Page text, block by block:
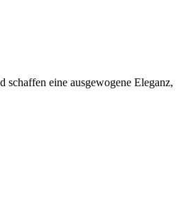
eine ausgewogene Eleganz,